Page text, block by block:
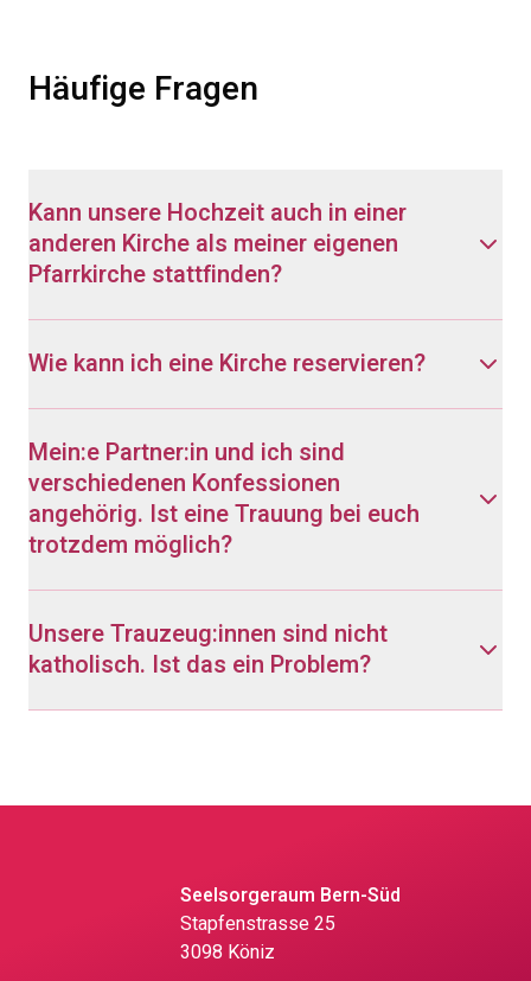
Häufige Fragen
Kann unsere Hochzeit auch in einer
anderen Kirche als meiner eigenen
Pfarrkirche stattfinden?
Wie kann ich eine Kirche reservieren?
Mein:e Partner:in und ich sind
verschiedenen Konfessionen
angehörig. Ist eine Trauung bei euch
trotzdem möglich?
Unsere Trauzeug:innen sind nicht
katholisch. Ist das ein Problem?
Seelsorgeraum Bern-Süd
Stapfenstrasse 25
3098 Köniz